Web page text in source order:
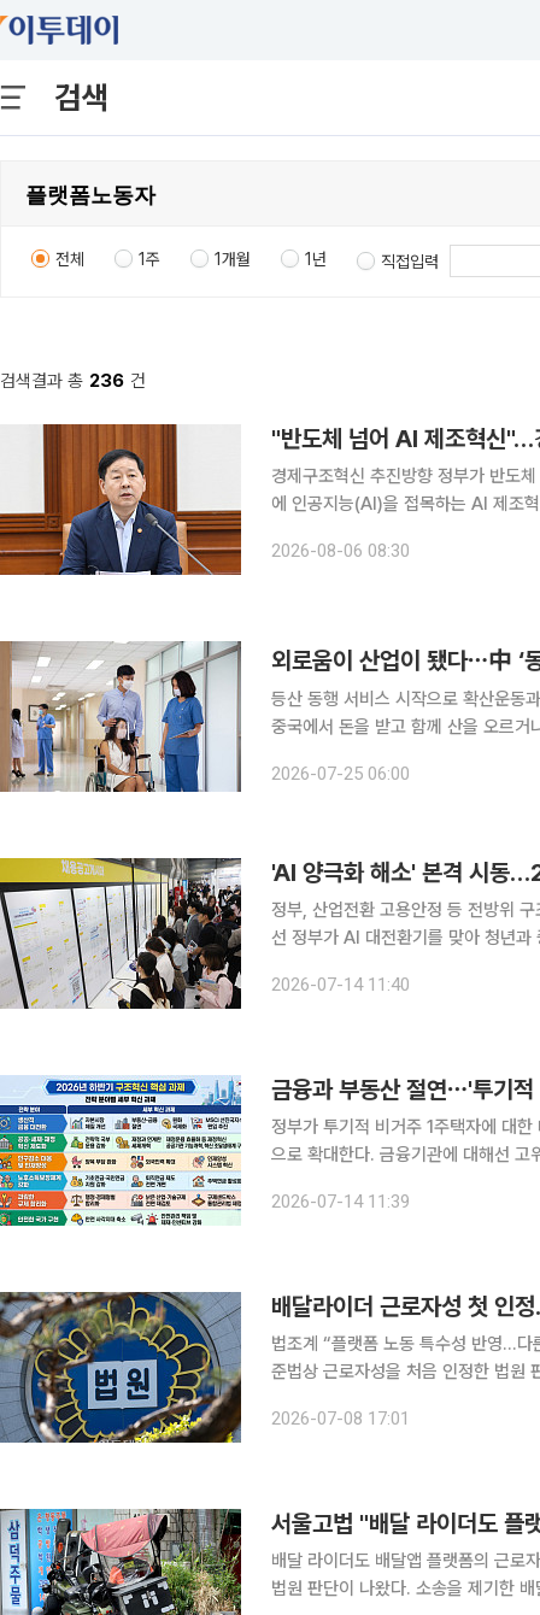
검색
전체 1주 1개월 1년 직접입력
검색결과 총 236 건
"반도체 넘어 AI 제조혁신"…
경제구조혁신 추진방향 정부가 반도체 중심의 성장 전략을 넘어 철강·석유화학 등 전통 제조업 전반
에 인공지능(AI)을 접목하는 AI 제조
2026-08-06 08:30
외로움이 산업이 됐다⋯中 ‘
등산 동행 서비스 시작으로 확산운동
중국에서 돈을 받고 함께 산을 오르거
을 줄이려는 수요가 확산하면서 성장
2026-07-25 06:00
정부, 산업전환 고용안정 등 전방위
선 정부가 AI 대전환기를 맞아 청년과 중소기업, 소상공인 등이 겪는 양극화 문제를 해결하기 위해
런 내용이 담긴 '2026년 하반기 경제
2026-07-14 11:40
정부가 투기적 비거주 1주택자에 대
으로 확대한다. 금융기관에 대해선
처는 14일 국무회의에서 이 같은 내
2026-07-14 11:39
배달라이더 근로자성 첫 인
법조계 “플랫폼 노동 특수성 반영…다른 특고와 구별” 플랫폼을 통
준법상 근로자성을 처음 인정한 법원
큼 보험설계사 등 다른 특고 직종으
2026-07-08 17:01
서울고법 "배달 라이더도 플
배달 라이더도 배달앱 플랫폼의 근로
법원 판단이 나왔다. 소송을 제기한